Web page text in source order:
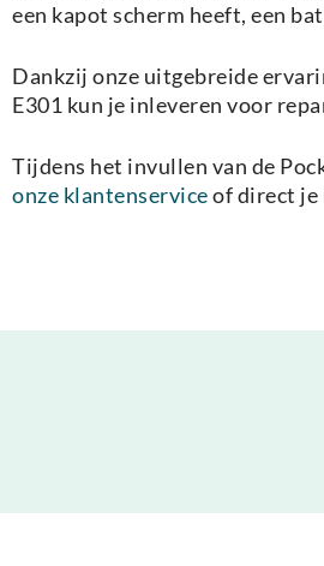
een kapot scherm heeft, een
Dankzij onze uitgebreide
E301 kun je inleveren voor
Tijdens het invullen van de
onze klantenserviceof direct je